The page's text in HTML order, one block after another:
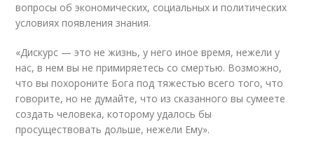
вопросы об экономических, социальных и политических
условиях появления знания.
«Дискурс — это не жизнь, у него иное время, нежели у
нас, в нем вы не примиряетесь со смертью. Возможно,
что вы похороните Бога под тяжестью всего того, что
говорите, но не думайте, что из сказанного вы сумеете
создать человека, которому удалось бы
просуществовать дольше, нежели Ему».